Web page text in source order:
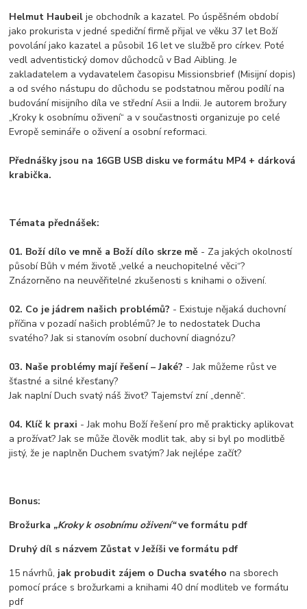
Helmut Haubeil je obchodník a kazatel. Po úspěšném období
jako prokurista v jedné spediční firmě přijal ve věku 37 let Boží
povolání jako kazatel a působil 16 let ve službě pro církev. Poté
vedl adventistický domov důchodců v Bad Aibling. Je
zakladatelem a vydavatelem časopisu Missionsbrief (Misijní dopis)
a od svého nástupu do důchodu se podstatnou měrou podílí na
budování misijního díla ve střední Asii a Indii. Je autorem brožury
„Kroky k osobnímu oživení“ a v součastnosti organizuje po celé
Evropě semináře o oživení a osobní reformaci.
Přednášky jsou na 16GB USB disku ve formátu MP4 + dárková
krabička.
Témata přednášek:
01. Boží dílo ve mně a Boží dílo skrze mě - Za jakých okolností
působí Bůh v mém životě „velké a neuchopitelné věci“?
Znázorněno na neuvěřitelné zkušenosti s knihami o oživení.
02. Co je jádrem našich problémů? - Existuje nějaká duchovní
příčina v pozadí našich problémů? Je to nedostatek Ducha
svatého? Jak si stanovím osobní duchovní diagnózu?
03. Naše problémy mají řešení – Jaké? - Jak můžeme růst ve
šťastné a silné křesťany?
Jak naplní Duch svatý náš život? Tajemství zní „denně“.
04. Klíč k praxi - Jak mohu Boží řešení pro mě prakticky aplikovat
a prožívat? Jak se může člověk modlit tak, aby si byl po modlitbě
jistý, že je naplněn Duchem svatým? Jak nejlépe začít?
Bonus:
Brožurka„Kroky k osobnímu oživení“ve formátu pdf
Druhý díl s názvem Zůstat v Ježíši ve formátu pdf
15 návrhů, jak probudit zájem o Ducha svatého na sborech
pomocí práce s brožurkami a knihami 40 dní modliteb ve formátu
pdf